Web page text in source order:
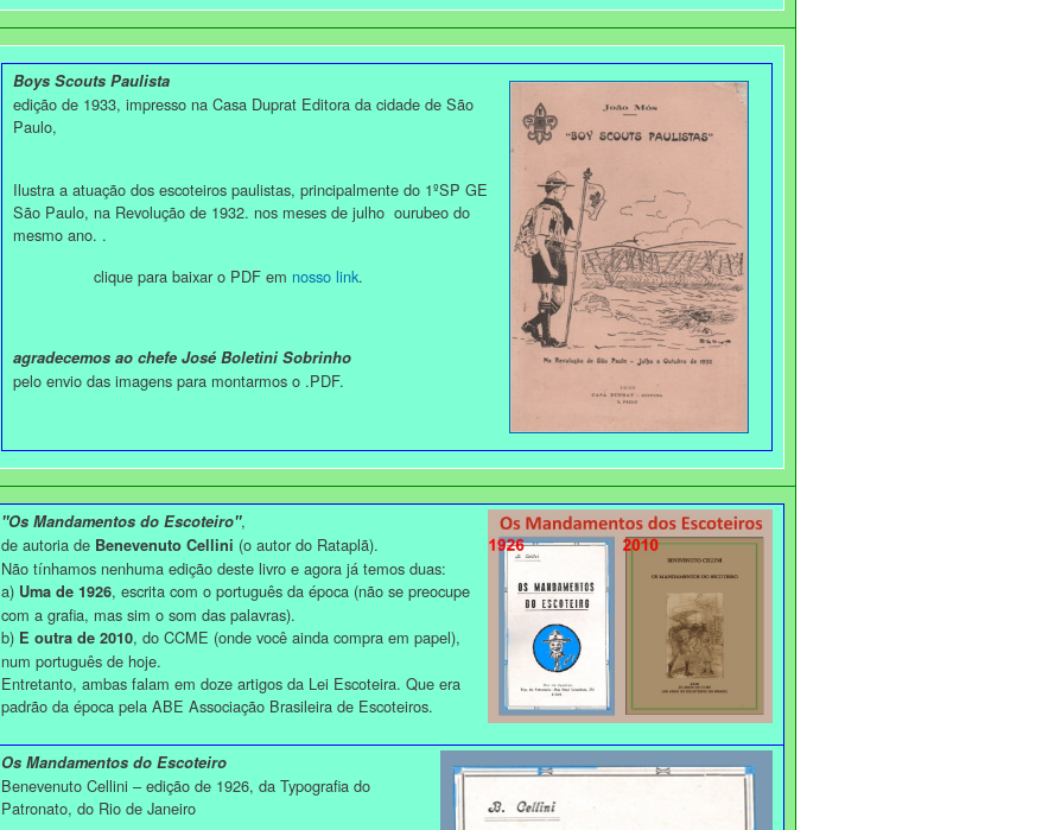
Boys Scouts Paulista
edição de 1933, impresso na Casa Duprat Editora da cidade de São
Paulo,
Ilustra a atuação dos escoteiros paulistas, principalmente do 1ºSP GE
São Paulo, na Revolução de 1932. nos meses de julho ourubeo do
mesmo ano. .
clique para baixar o PDF em nosso link.
agradecemos ao chefe José Boletini Sobrinho
pelo envio das imagens para montarmos o .PDF.
"Os Mandamentos do Escoteiro",
de autoria de Benevenuto Cellini (o autor do Rataplã).
Não tínhamos nenhuma edição deste livro e agora já temos duas:
a) Uma de 1926, escrita com o português da época (não se preocupe
com a grafia, mas sim o som das palavras).
b) E outra de 2010, do CCME (onde você ainda compra em papel),
num português de hoje.
Entretanto, ambas falam em doze artigos da Lei Escoteira. Que era
padrão da época pela ABE Associação Brasileira de Escoteiros.
Os Mandamentos do Escoteiro
Benevenuto Cellini – edição de 1926, da Typografia do
Patronato, do Rio de Janeiro